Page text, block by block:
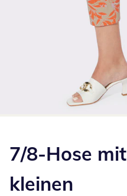
7/8-Hose mit
kleinen